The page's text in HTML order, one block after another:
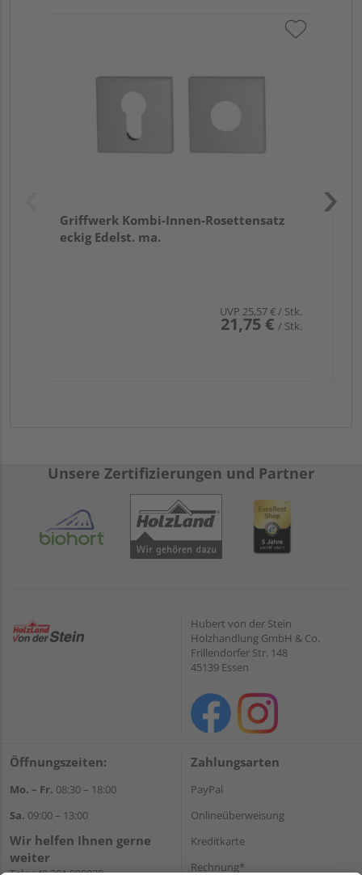
Griffwerk Kombi-Innen-Rosettensatz
eckig Edelst. ma.
UVP 25,57 €/ Stk.
21,75 € / Stk.
Unsere Zertifizierungen und Partner
Hubert von der Stein
Holzhandlung GmbH & Co.
Frillendorfer Str. 148
45139 Essen
Öffnungszeiten:
Mo. – Fr. 08:30 – 18:00
Sa. 09:00 – 13:00
Wir helfen Ihnen gerne
weiter
Zahlungsarten
PayPal
Onlineüberweisung
Kreditkarte
Rechnung*